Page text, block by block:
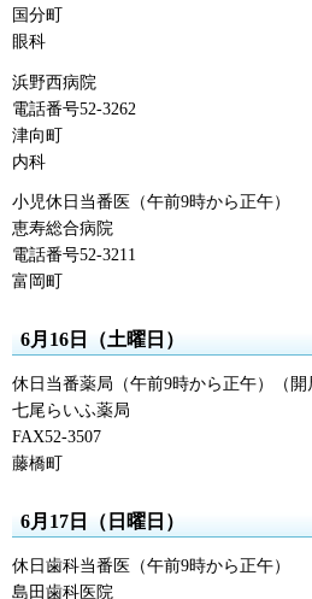
国分町
眼科
浜野西病院
電話番号52-3262
津向町
内科
小児休日当番医（午前9時から正午）
恵寿総合病院
電話番号52-3211
富岡町
6月16日（土曜日）
休日当番薬局（午前9時から正午）（開
七尾らいふ薬局
FAX52-3507
藤橋町
6月17日（日曜日）
休日歯科当番医（午前9時から正午）
島田歯科医院